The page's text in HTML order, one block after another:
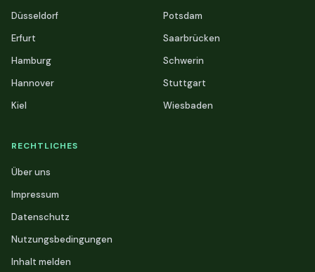
Düsseldorf
Erfurt
Hamburg
Hannover
Kiel
Potsdam
Saarbrücken
Schwerin
Stuttgart
Wiesbaden
RECHTLICHES
Über uns
Impressum
Datenschutz
Nutzungsbedingungen
Inhalt melden